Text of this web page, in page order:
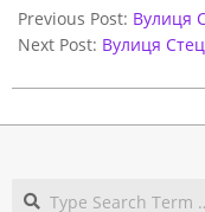
06-
01
Previous Post: Вулиця
Next Post: Вулиця